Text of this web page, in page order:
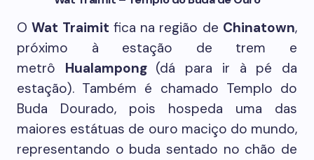
OWat Traimit fica na região de Chinatown,
próximo à estação de trem e
metrô Hualampong (dá para ir à pé da
estação). Também é chamado Templo do
Buda Dourado, pois hospeda uma das
maiores estátuas de ouro maciço do mundo,
representando o buda sentado no chão de